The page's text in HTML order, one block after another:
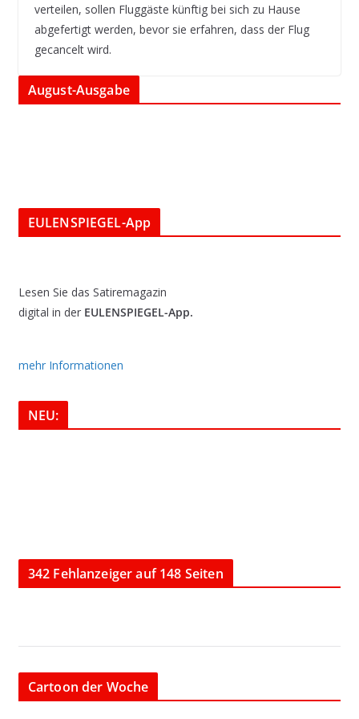
verteilen, sollen Fluggäste künftig bei sich zu Hause
abgefertigt werden, bevor sie erfahren, dass der Flug
gecancelt wird.
August-Ausgabe
EULENSPIEGEL-App
Lesen Sie das Satiremagazin
digital in der EULENSPIEGEL-App.
mehr Informationen
NEU:
342 Fehlanzeiger auf 148 Seiten
Cartoon der Woche